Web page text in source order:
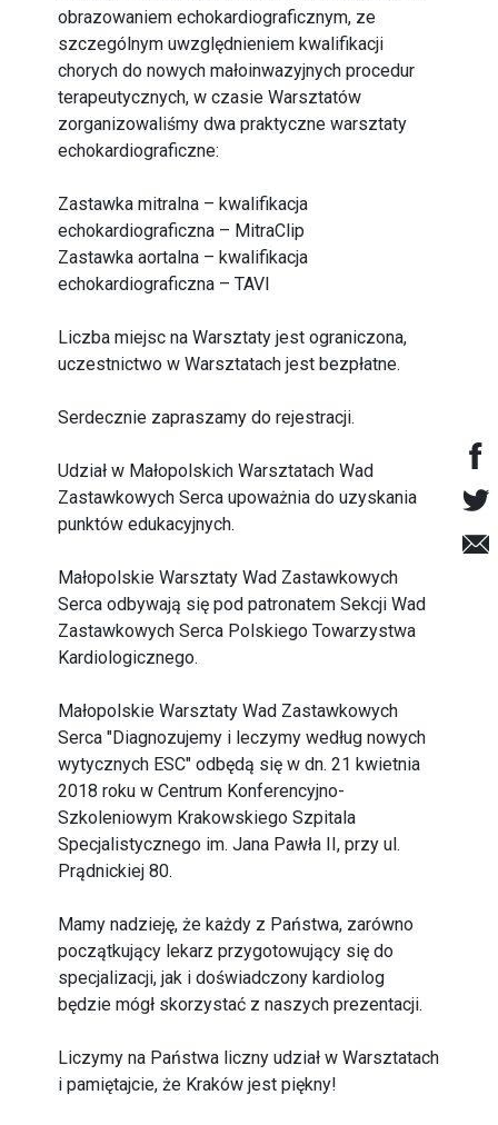
obrazowaniem echokardiograficznym, ze
szczególnym uwzględnieniem kwalifikacji
chorych do nowych małoinwazyjnych procedur
terapeutycznych, w czasie Warsztatów
zorganizowaliśmy dwa praktyczne warsztaty
echokardiograficzne:
Zastawka mitralna – kwalifikacja
echokardiograficzna – MitraClip
Zastawka aortalna – kwalifikacja
echokardiograficzna – TAVI
Liczba miejsc na Warsztaty jest ograniczona,
uczestnictwo w Warsztatach jest bezpłatne.
Serdecznie zapraszamy do rejestracji.
Udział w Małopolskich Warsztatach Wad
Zastawkowych Serca upoważnia do uzyskania
punktów edukacyjnych.
Małopolskie Warsztaty Wad Zastawkowych
Serca odbywają się pod patronatem Sekcji Wad
Zastawkowych Serca Polskiego Towarzystwa
Kardiologicznego.
Małopolskie Warsztaty Wad Zastawkowych
Serca "Diagnozujemy i leczymy według nowych
wytycznych ESC" odbędą się w dn. 21 kwietnia
2018 roku w Centrum Konferencyjno-
Szkoleniowym Krakowskiego Szpitala
Specjalistycznego im. Jana Pawła II, przy ul.
Prądnickiej 80.
Mamy nadzieję, że każdy z Państwa, zarówno
początkujący lekarz przygotowujący się do
specjalizacji, jak i doświadczony kardiolog
będzie mógł skorzystać z naszych prezentacji.
Liczymy na Państwa liczny udział w Warsztatach
i pamiętajcie, że Kraków jest piękny!